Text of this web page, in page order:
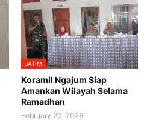
JATIM
Koramil Ngajum Siap
Amankan Wilayah Selama
Ramadhan
February 20, 2026